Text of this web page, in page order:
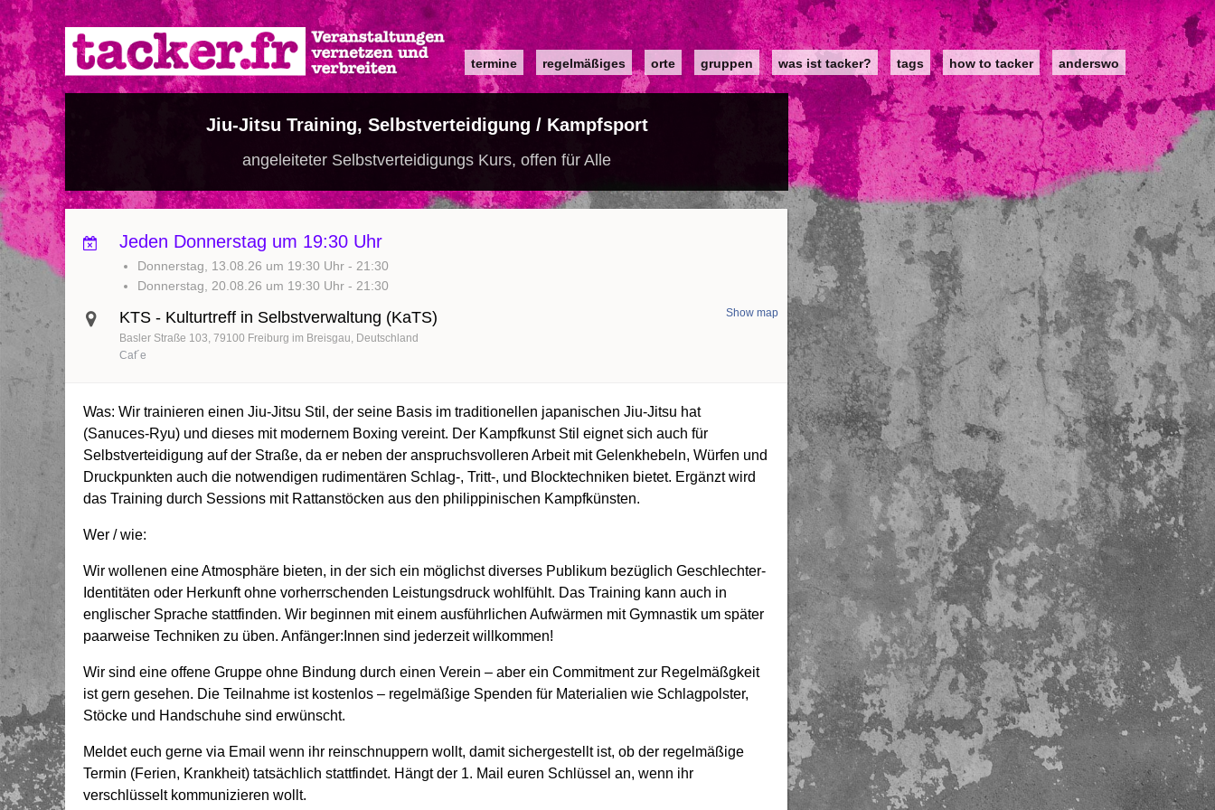
Direkt
zum
Inhalt
Main
navigation
termine regelmäßiges orte gruppen was ist tacker? tags how to tacker anderswo
Jiu-Jitsu Training, Selbstverteidigung / Kampfsport
angeleiteter Selbstverteidigungs Kurs, offen für Alle
Jeden Donnerstag um 19:30 Uhr
Donnerstag, 13.08.26 um 19:30 Uhr - 21:30
Donnerstag, 20.08.26 um 19:30 Uhr - 21:30
KTS - Kulturtreff in Selbstverwaltung (KaTS)
Basler Straße 103 79100 Freiburg im Breisgau Deutschland
Show map
Caf´e
Was: Wir trainieren einen Jiu-Jitsu Stil, der seine Basis im traditionellen japanischen Jiu-Jitsu hat
(Sanuces-Ryu) und dieses mit modernem Boxing vereint. Der Kampfkunst Stil eignet sich auch für
Selbstverteidigung auf der Straße, da er neben der anspruchsvolleren Arbeit mit Gelenkhebeln, Würfen und
Druckpunkten auch die notwendigen rudimentären Schlag-, Tritt-, und Blocktechniken bietet. Ergänzt wird
das Training durch Sessions mit Rattanstöcken aus den philippinischen Kampfkünsten.
Wer / wie:
Wir wollenen eine Atmosphäre bieten, in der sich ein möglichst diverses Publikum bezüglich Geschlechter-
Identitäten oder Herkunft ohne vorherrschenden Leistungsdruck wohlfühlt. Das Training kann auch in
englischer Sprache stattfinden. Wir beginnen mit einem ausführlichen Aufwärmen mit Gymnastik um später
paarweise Techniken zu üben. Anfänger:Innen sind jederzeit willkommen!
Wir sind eine offene Gruppe ohne Bindung durch einen Verein – aber ein Commitment zur Regelmäßgkeit
ist gern gesehen. Die Teilnahme ist kostenlos – regelmäßige Spenden für Materialien wie Schlagpolster,
Stöcke und Handschuhe sind erwünscht.
Meldet euch gerne via Email wenn ihr reinschnuppern wollt, damit sichergestellt ist, ob der regelmäßige
Termin (Ferien, Krankheit) tatsächlich stattfindet. Hängt der 1. Mail euren Schlüssel an, wenn ihr
verschlüsselt kommunizieren wollt.